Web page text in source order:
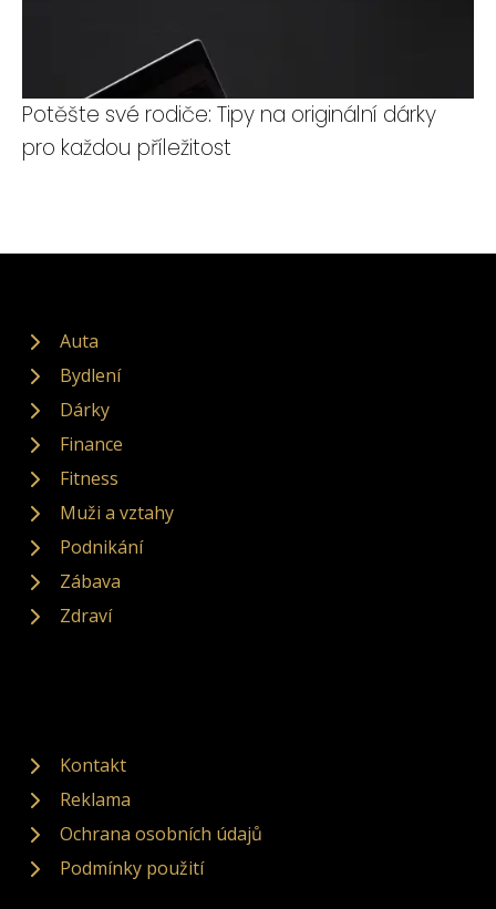
Potěšte své rodiče: Tipy na originální dárky
pro každou příležitost
Auta
Bydlení
Dárky
Finance
Fitness
Muži a vztahy
Podnikání
Zábava
Zdraví
Kontakt
Reklama
Ochrana osobních údajů
Podmínky použití